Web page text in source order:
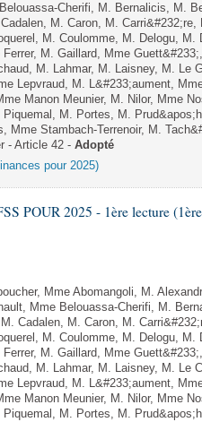
Cherifi, M. Bernalicis, M.
M. Caron, M.
M. Coulomme, M. Delogu, M.
M. Gaillard, Mme
M. Lahmar, M. Laisney, M. Le
Lepvraud, M. L&#233;aument,
Manon Meunier, M. Nilor, Mme
M. Portes, M.
Mme Stambach-Terrenoir, M.
- Article 42 - Adopté
pour 2025)
POUR 2025 - 1ère lecture
Mme Abomangoli, M.
Mme Belouassa-Cherifi, M.
Cadalen, M. Caron, M.
M. Coulomme, M. Delogu, M.
M. Gaillard, Mme
M. Lahmar, M. Laisney, M. Le
Lepvraud, M. L&#233;aument,
Manon Meunier, M. Nilor, Mme
M. Portes, M.